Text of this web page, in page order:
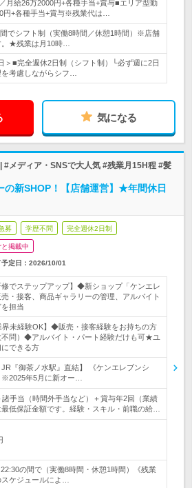
月給26万2000円+各種手当+賞与■エリア型勤
円+各種手当+賞与※残業代は…
でシフト制（実働8時間／休憩1時間）※店舗
。★残業は月10時…
＞■完全週休2日制（シフト制）└必ず週に2日
考慮しながらシフ…
気になる
#メディア・SNSで大人気 #残業月15H程 #髪
の新SHOP！【店舗運営】★年間休日
募 学歴不問 完全週休2日制
掲載中
定日： 2026/10/01
修でステップアップ】◆新ショップ「ケンエレ
・接客、商品ギャラリーの管理、アルバイト
担当
界未経験OK】◆販売・接客経験をお持ちの方
不問）◆アルバイト・パート経験だけも可★ユ
できる方
JR『御茶ノ水駅』直結】 《ケンエレブンシ
※2025年5月に新オー…
諸手当（時間外手当など）＋賞与年2回（業績
低保証金額です。経験・スキル・前職の給…
の間で（実働8時間・休憩1時間）《残業
ケジュールによ…